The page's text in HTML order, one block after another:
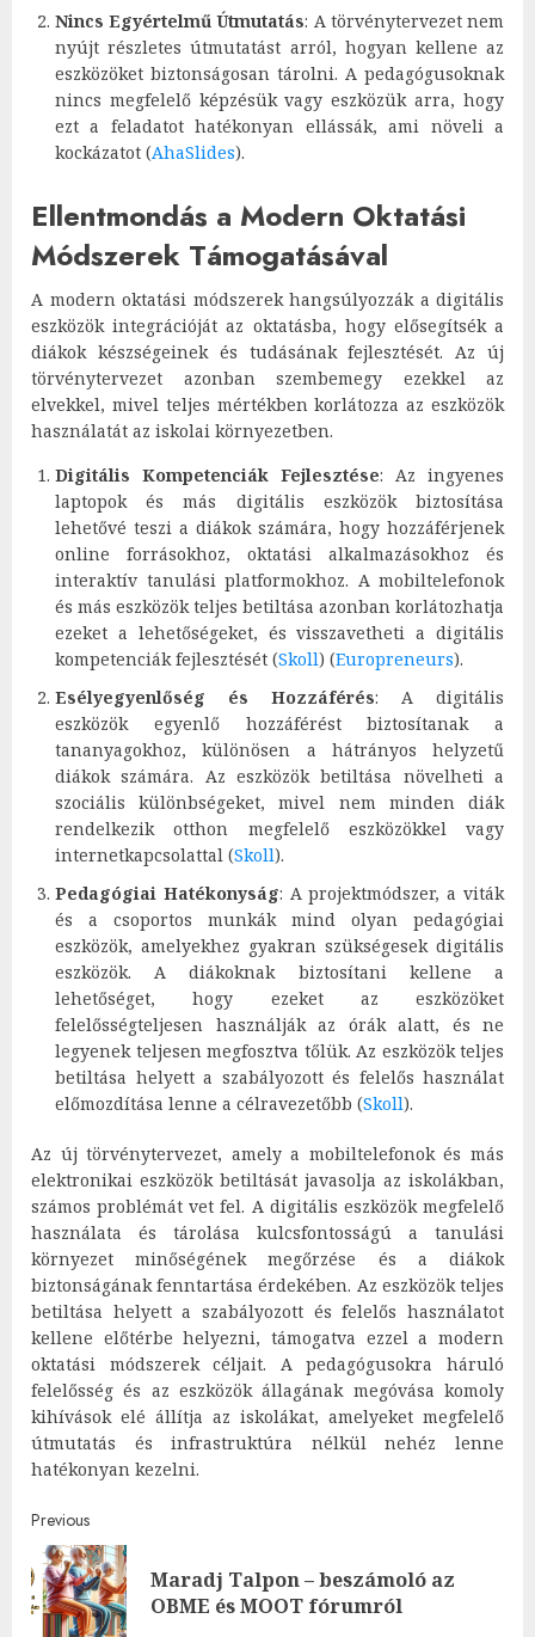
Nincs Egyértelmű Útmutatás: A törvénytervezet nem
nyújt részletes útmutatást arról, hogyan kellene az
eszközöket biztonságosan tárolni. A pedagógusoknak
nincs megfelelő képzésük vagy eszközük arra, hogy
ezt a feladatot hatékonyan ellássák, ami növeli a
kockázatot​ (AhaSlides)​.
Ellentmondás a Modern Oktatási
Módszerek Támogatásával
A modern oktatási módszerek hangsúlyozzák a digitális
eszközök integrációját az oktatásba, hogy elősegítsék a
diákok készségeinek és tudásának fejlesztését. Az új
törvénytervezet azonban szembemegy ezekkel az
elvekkel, mivel teljes mértékben korlátozza az eszközök
használatát az iskolai környezetben.
Digitális Kompetenciák Fejlesztése: Az ingyenes
laptopok és más digitális eszközök biztosítása
lehetővé teszi a diákok számára, hogy hozzáférjenek
online forrásokhoz, oktatási alkalmazásokhoz és
interaktív tanulási platformokhoz. A mobiltelefonok
és más eszközök teljes betiltása azonban korlátozhatja
ezeket a lehetőségeket, és visszavetheti a digitális
kompetenciák fejlesztését​ (Skoll) (Europreneurs)​.
Esélyegyenlőség és Hozzáférés: A digitális
eszközök egyenlő hozzáférést biztosítanak a
tananyagokhoz, különösen a hátrányos helyzetű
diákok számára. Az eszközök betiltása növelheti a
szociális különbségeket, mivel nem minden diák
rendelkezik otthon megfelelő eszközökkel vagy
internetkapcsolattal​ (Skoll)​.
Pedagógiai Hatékonyság: A projektmódszer, a viták
és a csoportos munkák mind olyan pedagógiai
eszközök, amelyekhez gyakran szükségesek digitális
eszközök. A diákoknak biztosítani kellene a
lehetőséget, hogy ezeket az eszközöket
felelősségteljesen használják az órák alatt, és ne
legyenek teljesen megfosztva tőlük. Az eszközök teljes
betiltása helyett a szabályozott és felelős használat
előmozdítása lenne a célravezetőbb​ (Skoll)​.
Az új törvénytervezet, amely a mobiltelefonok és más
elektronikai eszközök betiltását javasolja az iskolákban,
számos problémát vet fel. A digitális eszközök megfelelő
használata és tárolása kulcsfontosságú a tanulási
környezet minőségének megőrzése és a diákok
biztonságának fenntartása érdekében. Az eszközök teljes
betiltása helyett a szabályozott és felelős használatot
kellene előtérbe helyezni, támogatva ezzel a modern
oktatási módszerek céljait. A pedagógusokra háruló
felelősség és az eszközök állagának megóvása komoly
kihívások elé állítja az iskolákat, amelyeket megfelelő
útmutatás és infrastruktúra nélkül nehéz lenne
hatékonyan kezelni.
Post
navigation
Previous
Maradj Talpon – beszámoló az
OBME és MOOT fórumról